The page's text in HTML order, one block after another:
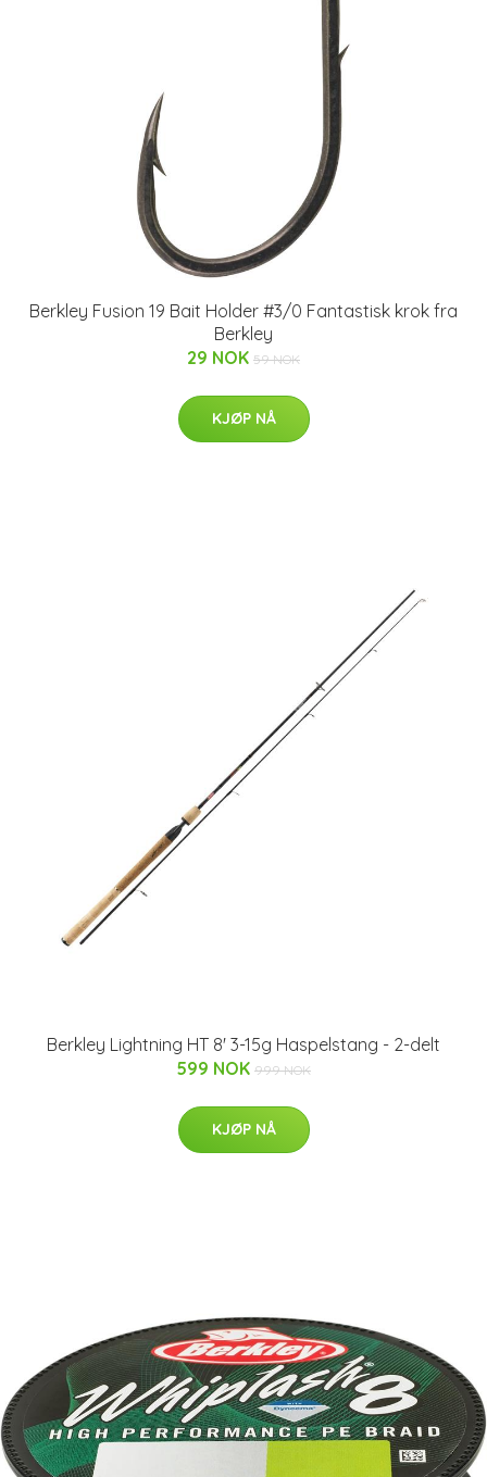
Berkley Fusion 19 Bait Holder #3/0 Fantastisk krok fra
Berkley
29 NOK 59 NOK
KJØP NÅ
Berkley Lightning HT 8' 3-15g Haspelstang - 2-delt
599 NOK 999 NOK
KJØP NÅ